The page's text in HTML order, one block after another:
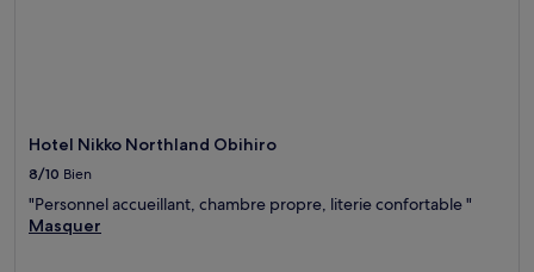
Hotel Nikko Northland Obihiro
8/10 Bien
"Personnel accueillant, chambre propre, literie confortable "
Masquer